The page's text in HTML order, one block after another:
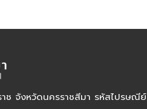
ช จังหวัดนครราชสีมา รหัสไปรษณีย์